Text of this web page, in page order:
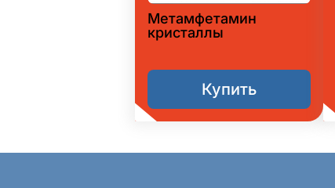
Метамфетамин
кристаллы
Купить